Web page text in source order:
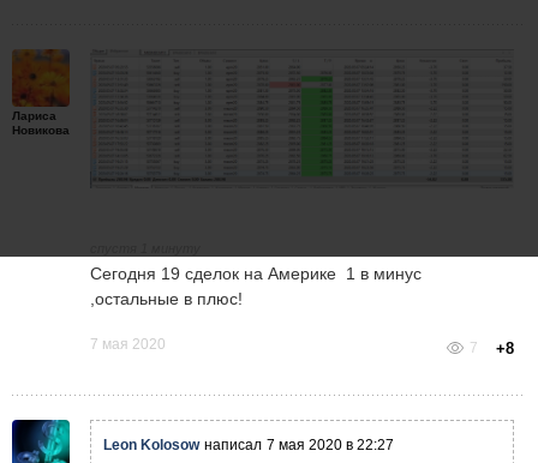
Лариса
Новикова
Сегодня 19 сделок на Америке 1 в минус
,остальные в плюс!
7 мая 2020 7 +8
Leon Kolosow написал 7 мая 2020 в 22:27